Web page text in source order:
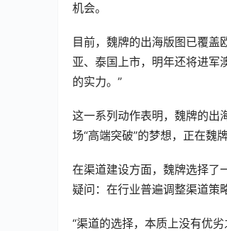
机会。
目前，魏牌的出海版图已覆盖
亚、泰国上市，明年还将进军
的实力。”
这一系列动作表明，魏牌的出
场“高端突破”的梦想，正在魏
在渠道建设方面，魏牌选择
疑问：在行业普遍调整渠道策
“渠道的选择，本质上没有优